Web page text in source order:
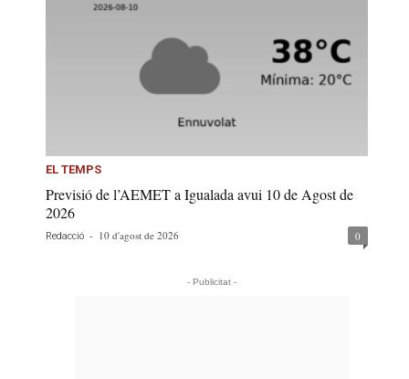
EL TEMPS
Previsió de l’AEMET a Igualada avui 10 de Agost de
2026
Redacció - 10 d'agost de 2026 0
- Publicitat -